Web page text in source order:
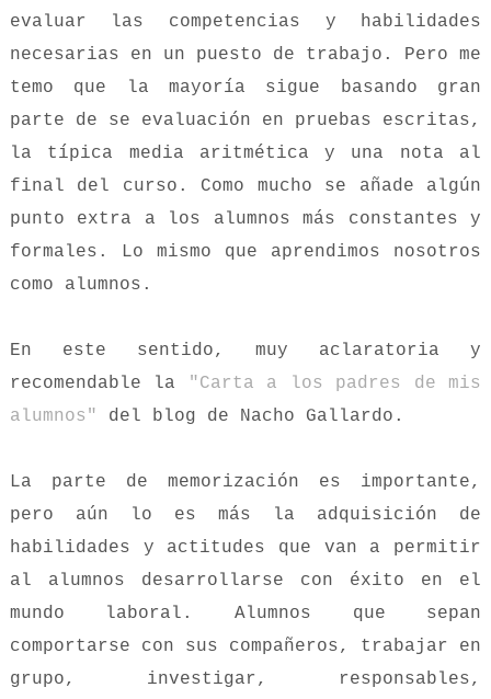
evaluar las competencias y habilidades
necesarias en un puesto de trabajo. Pero me
temo que la mayoría sigue basando gran
parte de se evaluación en pruebas escritas,
la típica media aritmética y una nota al
final del curso. Como mucho se añade algún
punto extra a los alumnos más constantes y
formales. Lo mismo que aprendimos nosotros
como alumnos.
En este sentido, muy aclaratoria y
recomendable la
"Carta a los padres de mis
alumnos"
del blog de Nacho Gallardo.
La parte de memorización es importante,
pero aún lo es más la adquisición de
habilidades y actitudes que van a permitir
al alumnos desarrollarse con éxito en el
mundo laboral. Alumnos que sepan
comportarse con sus compañeros, trabajar en
grupo, investigar, responsables,